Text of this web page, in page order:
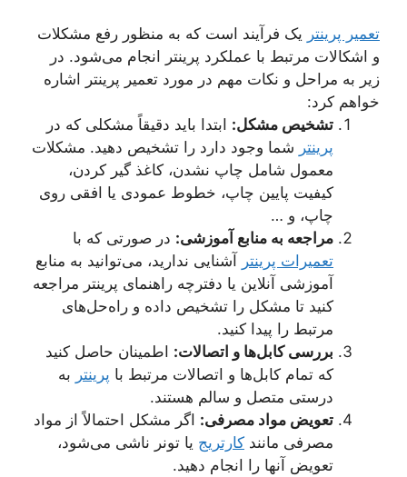
تعمیر پرینتر یک فرآیند است که به منظور رفع مشکلات
و اشکالات مرتبط با عملکرد پرینتر انجام می‌شود. در
زیر به مراحل و نکات مهم در مورد تعمیر پرینتر اشاره
خواهم کرد:
تشخیص مشکل: ابتدا باید دقیقاً مشکلی که در
پرینتر شما وجود دارد را تشخیص دهید. مشکلات
معمول شامل چاپ نشدن، کاغذ گیر کردن،
کیفیت پایین چاپ، خطوط عمودی یا افقی روی
چاپ، و …
مراجعه به منابع آموزشی: در صورتی که با
تعمیرات پرینتر آشنایی ندارید، می‌توانید به منابع
آموزشی آنلاین یا دفترچه راهنمای پرینتر مراجعه
کنید تا مشکل را تشخیص داده و راه‌حل‌های
مرتبط را پیدا کنید.
بررسی کابل‌ها و اتصالات: اطمینان حاصل کنید
که تمام کابل‌ها و اتصالات مرتبط با پرینتر به
درستی متصل و سالم هستند.
تعویض مواد مصرفی: اگر مشکل احتمالاً از مواد
مصرفی مانند کارتریج یا تونر ناشی می‌شود،
تعویض آنها را انجام دهید.